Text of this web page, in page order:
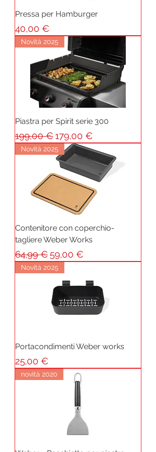
Pressa per Hamburger
Prezzo
40,00 €
Novità 2025
Piastra per Spirit serie 300
Prezzo regolare
199,00 €Prezzo scontato
179,00 €
Novità 2025
Contenitore con coperchio-
tagliere Weber Works
Prezzo regolare
64,99 € Prezzo scontato
59,00 €
Novità 2025
Portacondimenti Weber works
Prezzo
25,00 €
novità 2020